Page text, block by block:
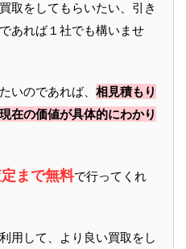
取をしてもらいたい、引き
あれば１社でも構いませ
いのであれば、 相見積もり
在の価値が具体的にわかり
まで無料で行ってくれ
用して、より良い買取をし